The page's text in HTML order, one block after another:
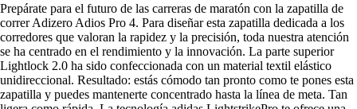
Prepárate para el futuro de las carreras de maratón con la zapatilla de
correr Adizero Adios Pro 4. Para diseñar esta zapatilla dedicada a los
corredores que valoran la rapidez y la precisión, toda nuestra atención
se ha centrado en el rendimiento y la innovación. La parte superior
Lightlock 2.0 ha sido confeccionada con un material textil elástico
unidireccional. Resultado: estás cómodo tan pronto como te pones esta
zapatilla y puedes mantenerte concentrado hasta la línea de meta. Tan